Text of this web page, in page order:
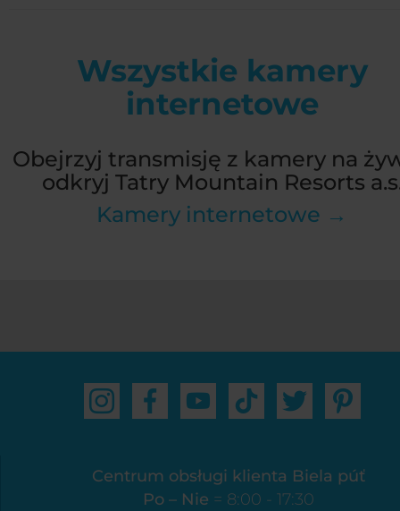
Wszystkie kamery
internetowe
Obejrzyj transmisję z kamery na
odkryj Tatry Mountain Resorts
Kamery internetowe →
Centrum obsługi klienta Biela púť
Po – Nie = 8:00 - 17:30